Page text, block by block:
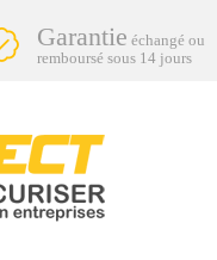
Garantie échangé ou
remboursé sous 14 jours